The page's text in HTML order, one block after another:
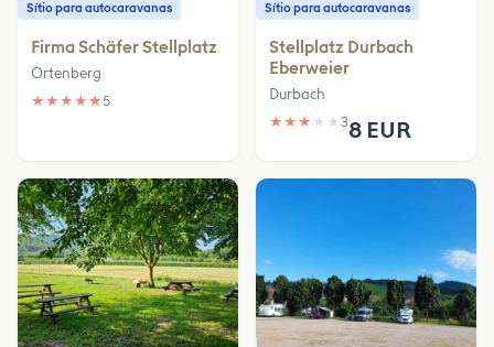
Sítio para autocaravanas
Firma Schäfer Stellplatz
Ortenberg
★ ★ ★ ★ ★5
Sítio para autocaravanas
Stellplatz Durbach
Eberweier
Durbach
★ ★ ★ ★ ★ 38 EUR